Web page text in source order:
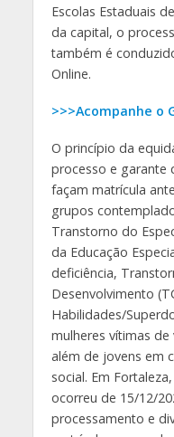
Escolas Estaduais
da capital, o
também é
Online.
>>>Acompanhe o
O princípio da
processo e garante
façam matrícula
grupos
Transtorno do
da Educação
deficiência,
Desenvolvimento
Habilidades/
mulheres vítimas
além de jovens em
social. Em
ocorreu de 15/12/
processamento e